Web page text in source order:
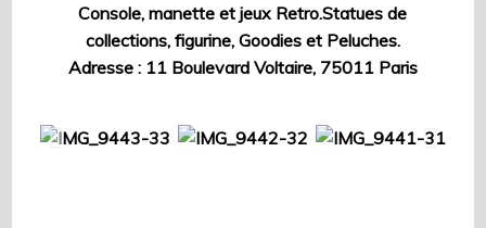
Console, manette et jeux Retro.Statues de
collections, figurine, Goodies et Peluches.
Adresse : 11 Boulevard Voltaire, 75011 Paris